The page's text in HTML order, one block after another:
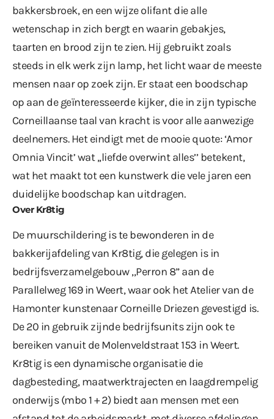
bakkersbroek, en een wijze olifant die alle
wetenschap in zich bergt en waarin gebakjes,
taarten en brood zijn te zien. Hij gebruikt zoals
steeds in elk werk zijn lamp, het licht waar de meeste
mensen naar op zoek zijn. Er staat een boodschap
op aan de geïnteresseerde kijker, die in zijn typische
Corneillaanse taal van kracht is voor alle aanwezige
deelnemers. Het eindigt met de mooie quote: ‘Amor
Omnia Vincit’ wat ,,liefde overwint alles’’ betekent,
wat het maakt tot een kunstwerk die vele jaren een
duidelijke boodschap kan uitdragen.
Over Kr8tig
De muurschildering is te bewonderen in de
bakkerijafdeling van Kr8tig, die gelegen is in
bedrijfsverzamelgebouw ,,Perron 8” aan de
Parallelweg 169 in Weert, waar ook het Atelier van de
Hamonter kunstenaar Corneille Driezen gevestigd is.
De 20 in gebruik zijnde bedrijfsunits zijn ook te
bereiken vanuit de Molenveldstraat 153 in Weert.
Kr8tig is een dynamische organisatie die
dagbesteding, maatwerktrajecten en laagdrempelig
onderwijs (mbo 1 + 2) biedt aan mensen met een